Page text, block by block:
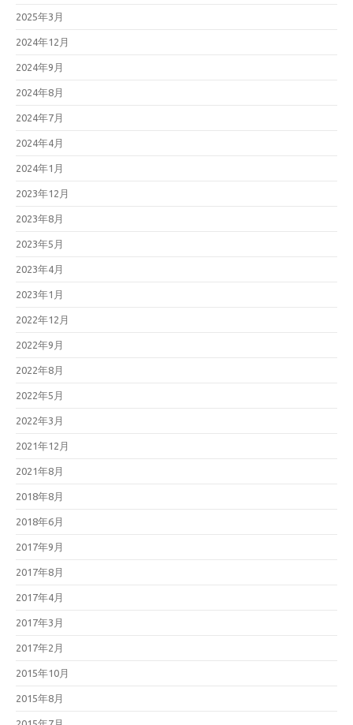
2025年3月
2024年12月
2024年9月
2024年8月
2024年7月
2024年4月
2024年1月
2023年12月
2023年8月
2023年5月
2023年4月
2023年1月
2022年12月
2022年9月
2022年8月
2022年5月
2022年3月
2021年12月
2021年8月
2018年8月
2018年6月
2017年9月
2017年8月
2017年4月
2017年3月
2017年2月
2015年10月
2015年8月